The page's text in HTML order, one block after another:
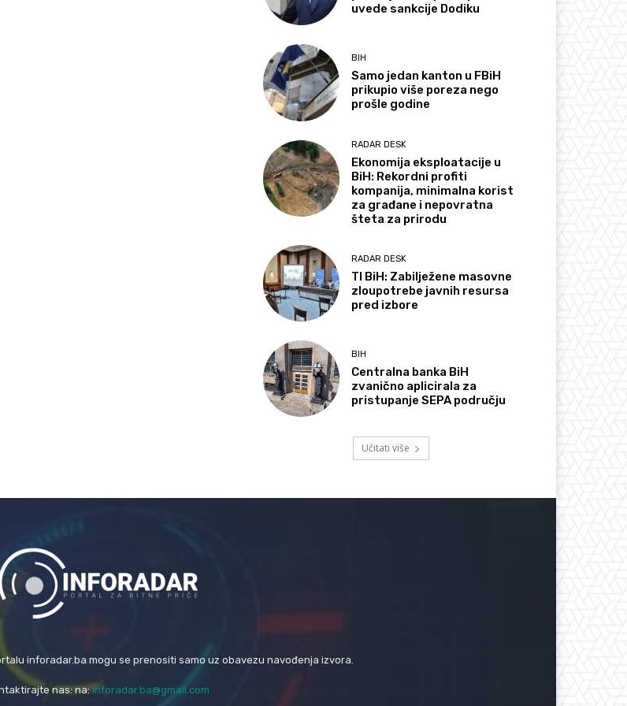
uvede sankcije Dodiku
BIH
Samo jedan kanton u FBiH
prikupio više poreza nego
prošle godine
RADAR DESK
Ekonomija eksploatacije u
BiH: Rekordni profiti
kompanija, minimalna korist
za građane i nepovratna
šteta za prirodu
RADAR DESK
TI BiH: Zabilježene masovne
zloupotrebe javnih resursa
pred izbore
BIH
Centralna banka BiH
zvanično aplicirala za
pristupanje SEPA području
Učitati više
inforadar.ba mogu se prenositi samo uz obavezu navođenja izvora.
nas: na:inforadar.ba@gmail.com